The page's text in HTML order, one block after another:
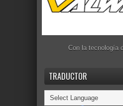
Con la tecnología
TRADUCTOR